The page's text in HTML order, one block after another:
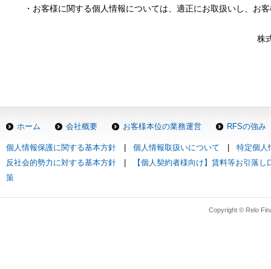
・ お客様に関する個人情報については、適正にお取扱いし、お
株
ホーム 会社概要 お客様本位の業務運営 RFSの強み
個人情報保護に関する基本方針 個人情報取扱いについて
特定個人
反社会的勢力に対する基本方針
【個人契約者様向け】賃料等お引落
策
Copyright © Relo